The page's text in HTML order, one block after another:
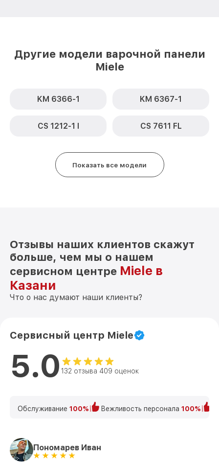
Другие модели варочной панели
Miele
KM 6366-1 KM 6367-1
CS 1212-1 I CS 7611 FL
Показать все модели
Отзывы наших клиентов скажут
больше, чем мы о нашем
сервисном центре Miele в
Казани
Что о нас думают наши клиенты?
Сервисный центр Miele
5.0 132 отзыва 409 оценок
Обслуживание 100% Вежливость персонала 100%
Пономарев Иван